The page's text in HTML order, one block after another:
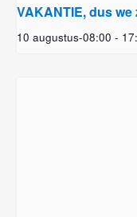
VAKANTIE, dus
10 augustus-08:00 -